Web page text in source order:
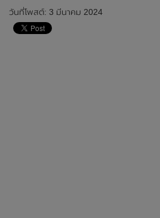
วันที่โพสต์: 3 มีนาคม 2024